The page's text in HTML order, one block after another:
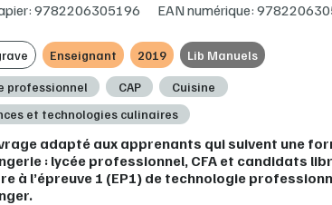
9782206305196 EAN numérique:
Enseignant 2019 Lib Manuels
professionnel CAP
Cuisine
et technologies culinaires
adapté aux apprenants qui suivent une
: lycée professionnel, CFA et candidats
à l’épreuve 1 (EP1) de technologie